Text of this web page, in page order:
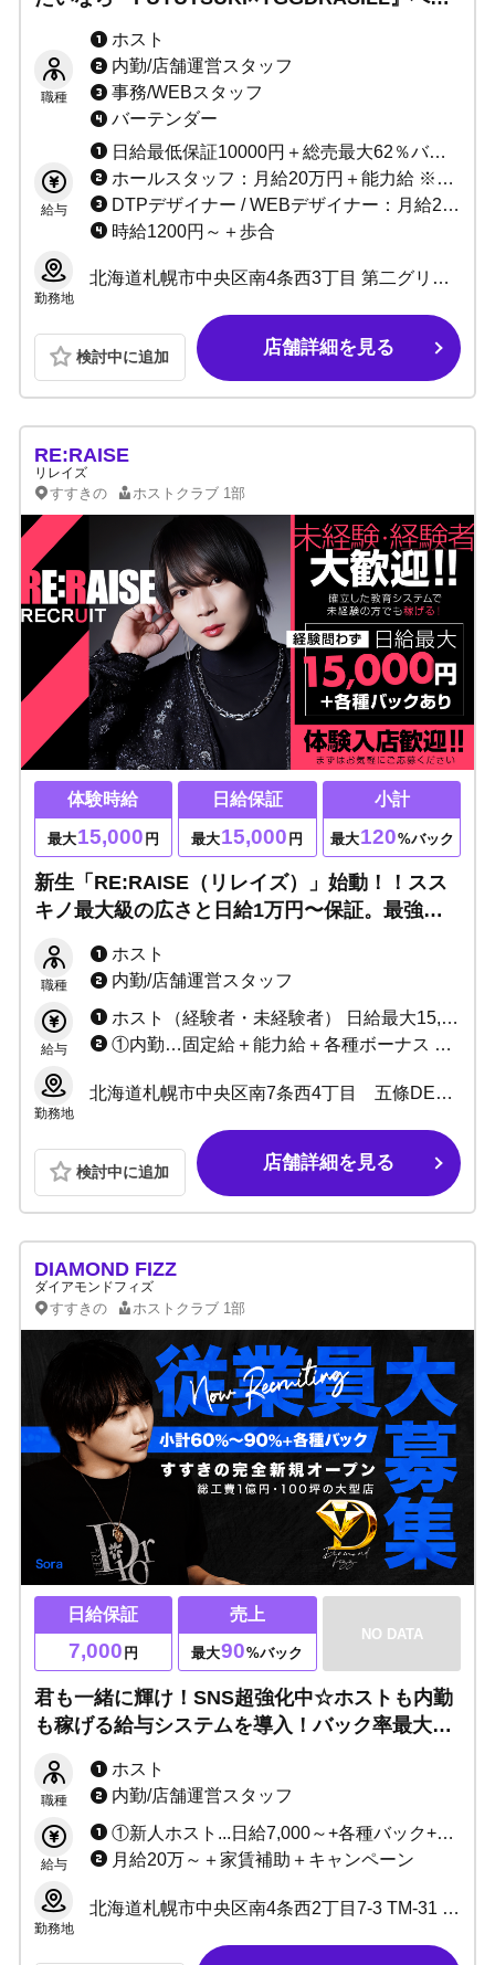
誰にでもチャンスは平等にあります！理想はキ
ャスト全員が売れること！貴方を全力でサポー
トします！！
職種
ホスト
内勤/店舗運営スタッフ
事務/WEBスタッフ
バーテンダー
給与
日給最低保証10000円＋総売最大62％バック ＋各種賞金 ＋各種手当て
ホールスタッフ：月給20万円＋能力給 ※昇給随時 店舗運営スタッフ：月給30万円～40万円以上 ※常時昇給あり
DTPデザイナー / WEBデザイナー：月給25万～＋歩合
時給1200円～＋歩合
勤務地
北海道札幌市中央区南4条西3丁目 第二グリーンビル B1
検討中に追加 店舗詳細を見る
RE:RAISE
リレイズ
すすきの ホストクラブ 1部
体験時給
最大15,000 円
日給保証
最大15,000 円
小計
最大120%バック
新生「RE:RAISE（リレイズ）」始動！！スス
キノ最大級の広さと日給1万円〜保証。最強の
でスターへ！
職種
ホスト
内勤/店舗運営スタッフ
給与
ホスト（経験者・未経験者） 日給最大15,000円+各種バックあり 小計最大120%バックあり ーーーーーー ・未経験者安心の保証制度 ・経験者必見の高額日給or高額歩合 ーーーーーー ▶例/日給1万円×出勤日数＋各種手当＝25万円以上
①内勤…固定給＋能力給＋各種ボーナス ②ヘアスタイリスト…応相談
勤務地
北海道札幌市中央区南7条西4丁目 五條DEUXビル4F
検討中に追加 店舗詳細を見る
DIAMOND FIZZ
ダイアモンドフィズ
すすきの ホストクラブ 1部
日給保証
7,000 円
売上
最大90%バック
NO DATA
君も一緒に輝け！SNS超強化中☆ホストも内勤
も稼げる給与システムを導入！バック率最大
い！自信がなくてもカッコ良く働ける環境で
す！
職種
ホスト
内勤/店舗運営スタッフ
給与
①新人ホスト...日給7,000～+各種バック+賞金+キャンペーン ②小計50万以上...バック率60%～最大90%以上+各種バック+賞金+キャンペーン
月給20万～＋家賃補助＋キャンペーン
勤務地
北海道札幌市中央区南4条西2丁目7-3 TM-31 BUILDING 3階4階